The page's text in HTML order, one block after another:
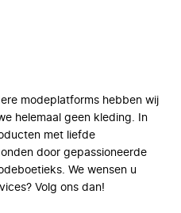
modeplatforms hebben wij
helemaal geen kleding. In
met liefde
door gepassioneerde
We wensen u
Volg ons dan!